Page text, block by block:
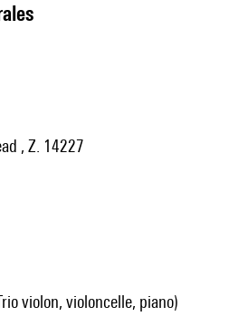
, Z. 14227
violon, violoncelle, piano)